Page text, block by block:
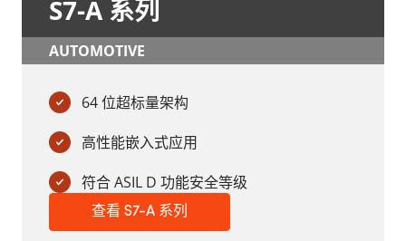
S7-A 系列
AUTOMOTIVE
64 位超标量架构
高性能嵌入式应用
符合 ASIL D 功能安全等级
查看 S7-A 系列